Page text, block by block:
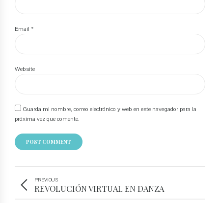
Email *
Website
Guarda mi nombre, correo electrónico y web en este navegador para la
próxima vez que comente.
POST COMMENT
PREVIOUS
REVOLUCIÓN VIRTUAL EN DANZA